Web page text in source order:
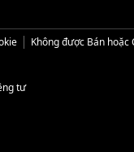
Không được Bán hoặc
tư